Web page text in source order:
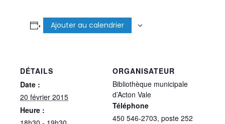
Ajouter au calendrier
DÉTAILS
Date :
20 février 2015
Heure :
ORGANISATEUR
Bibliothèque municipale
d’Acton Vale
Téléphone
450 546-2703, poste 252